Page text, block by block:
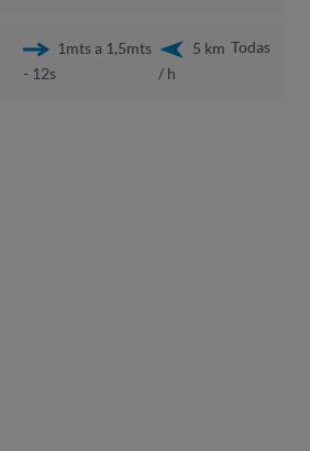
1mts a 1,5mts
- 12s
5 km
/ h
Todas